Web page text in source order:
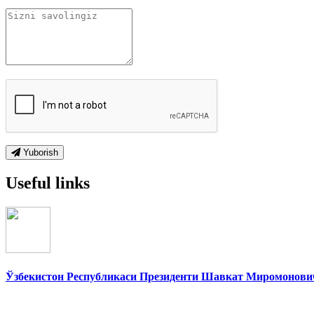
Yuborish
Useful links
Ўзбекистон Республикаси Президенти Шавкат